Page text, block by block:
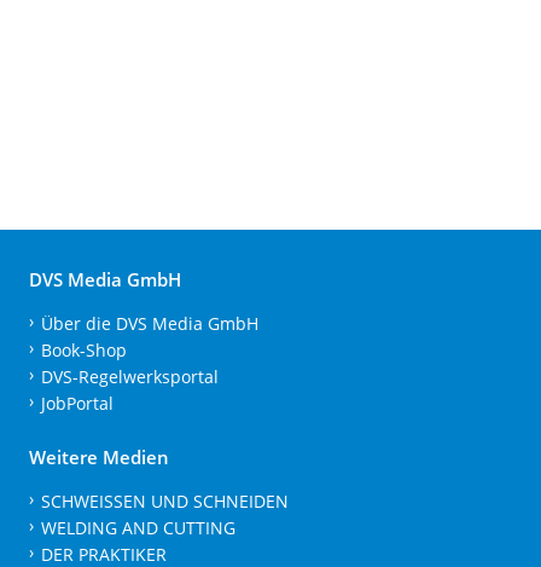
DVS Media GmbH
Über die DVS Media GmbH
Book-Shop
DVS-Regelwerksportal
JobPortal
Weitere Medien
SCHWEISSEN UND SCHNEIDEN
WELDING AND CUTTING
DER PRAKTIKER